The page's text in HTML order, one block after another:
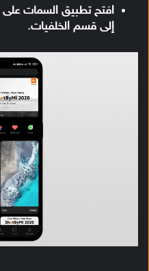
إلى قسم الخلفيات.